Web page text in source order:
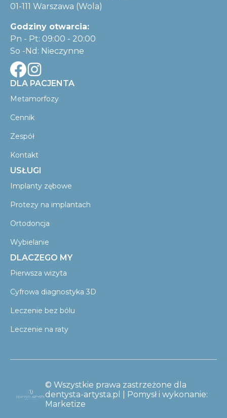
01-111 Warszawa (Wola)
Godziny otwarcia:
Pn - Pt: 09:00 - 20:00
So -Nd: Nieczynne
DLA PACJENTA
Metamorfozy
Cennik
Zespół
Kontakt
USŁUGI
Implanty zębowe
Protezy na implantach
Ortodoncja
Wybielanie
DLACZEGO MY
Pierwsza wizyta
Cyfrowa diagnostyka 3D
Leczenie bez bólu
Leczenie na raty
© Wszystkie prawa zastrzeżone dla
dentysta-artysta.pl | Pomysł i wykonanie:
Marketize